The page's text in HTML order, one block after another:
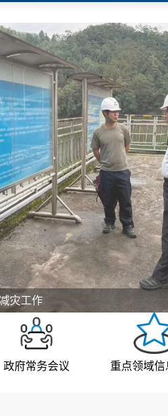
灾工作
腊勐镇、龙山
龙陵段沿线边
景点...
龙陵县召开推进
8月4日，龙陵
成果培训会议，县
毕、赵兴灿等县级
政府常务会议 重点领域信